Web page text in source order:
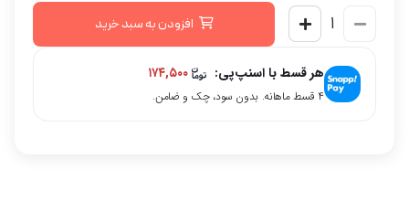
افزودن به سبد خرید
هر قسط با اسنپ‌پی:
۴ قسط ماهانه. بدون سود، چک و ضامن.